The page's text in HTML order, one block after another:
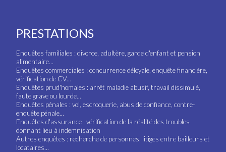
PRESTATIONS
Enquêtes familiales : divorce, adultère, garde d'enfant et pension
alimentaire...
Enquêtes commerciales : concurrence déloyale, enquête financière,
vérification de CV...
Enquêtes prud'homales : arrêt maladie abusif, travail dissimulé,
faute grave ou lourde...
Enquêtes pénales : vol, escroquerie, abus de confiance, contre-
enquête pénale...
Enquêtes d'assurance : vérification de la réalité des troubles
donnant lieu à indemnisation
Autres enquêtes : recherche de personnes, litiges entre bailleurs et
locataires...